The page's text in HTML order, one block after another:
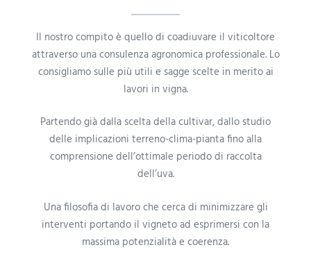
Il nostro compito è quello di coadiuvare il viticoltore
attraverso una consulenza agronomica professionale. Lo
consigliamo sulle più utili e sagge scelte in merito ai
lavori in vigna.
Partendo già dalla scelta della cultivar, dallo studio
delle implicazioni terreno-clima-pianta fino alla
comprensione dell’ottimale periodo di raccolta
dell’uva.
Una filosofia di lavoro che cerca di minimizzare gli
interventi portando il vigneto ad esprimersi con la
massima potenzialità e coerenza.